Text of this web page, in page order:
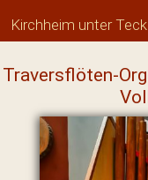
Kirchheim unter
Traversflöten-